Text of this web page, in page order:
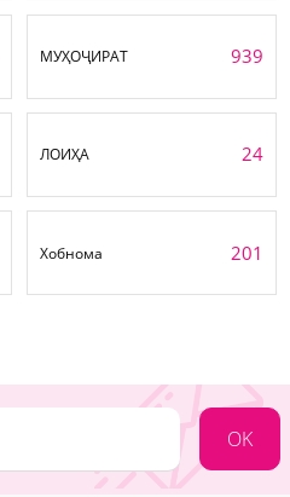
МУҲОҶИРАТ 939
ЛОИҲА 24
Хобнома 201
OK